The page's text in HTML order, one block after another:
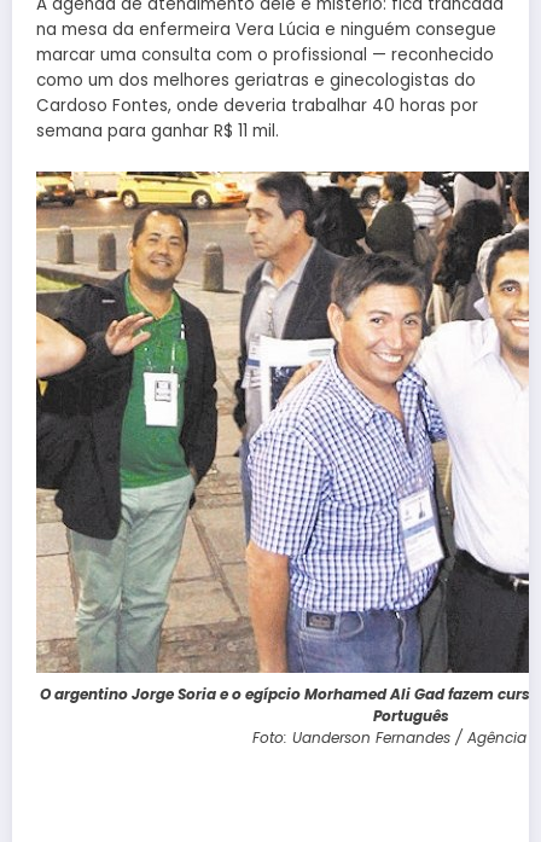
na mesa da enfermeira Vera Lúcia e ninguém consegue
marcar uma consulta com o profissional — reconhecido
como um dos melhores geriatras e ginecologistas do
Cardoso Fontes, onde deveria trabalhar 40 horas por
semana para ganhar R$ 11 mil.
O argentino Jorge Soria e o egípcio Morhamed Ali Gad fazem
Português
Foto: Uanderson Fernandes / Agência